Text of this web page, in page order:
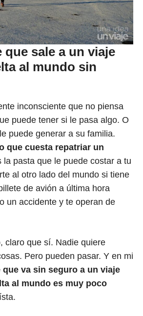
que sale a un viaje
al mundo sin
inconsciente que no piensa
puede tener si le pasa algo. O
puede generar a su familia.
que cuesta repatriar un
la pasta que le puede costar a tu
al otro lado del mundo si tiene
de avión a última hora
un accidente y te operan de
claro que sí. Nadie quiere
Pero pueden pasar. Y en mi
que va sin seguro a un viaje
al mundo es muy poco